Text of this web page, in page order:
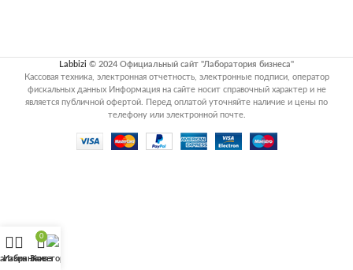
Labbizi © 2024 Официальный сайт "Лаборатория бизнеса"
Кассовая техника, электронная отчетность, электронные подписи, оператор
фискальных данных Информация на сайте носит справочный характер и не
является публичной офертой. Перед оплатой уточняйте наличие и цены по
телефону или электронной почте.
Избранное
0
Заказ
Категории